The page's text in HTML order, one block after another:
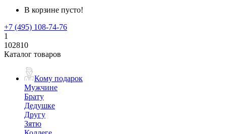
В корзине пусто!
+7 (495) 108-74-76
1
102810
Каталог товаров
Кому подарок
Мужчине
Брату
Дедушке
Другу
Зятю